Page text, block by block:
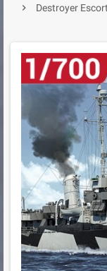

Destroyer